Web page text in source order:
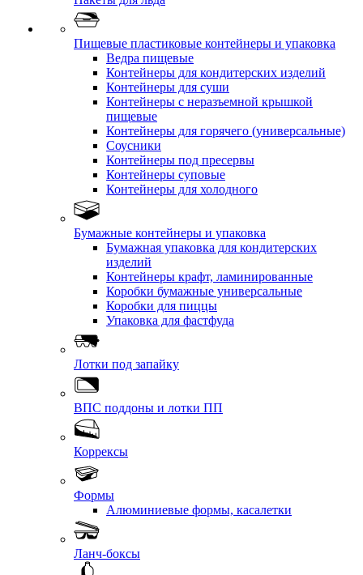
Пищевые пластиковые контейнеры и упаковка
Ведра пищевые
Контейнеры для кондитерских изделий
Контейнеры для суши
Контейнеры с неразъемной крышкой
пищевые
Контейнеры для горячего (универсальные)
Соусники
Контейнеры под пресервы
Контейнеры суповые
Контейнеры для холодного
Бумажные контейнеры и упаковка
Бумажная упаковка для кондитерских
изделий
Контейнеры крафт, ламинированные
Коробки бумажные универсальные
Коробки для пиццы
Упаковка для фастфуда
Лотки под запайку
ВПС поддоны и лотки ПП
Коррексы
Формы
Алюминиевые формы, касалетки
Ланч-боксы